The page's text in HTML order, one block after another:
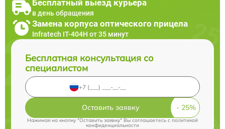
Бесплатный выезд курьера
в день обращения
Замена корпуса оптического прицела
Infratech IT-404H от 35 минут
Бесплатная консультация со
специалистом
Оставить заявку
Нажимая на кнопку "Оставить заявку" Вы соглашаетесь cполитикой
конфиденциальности